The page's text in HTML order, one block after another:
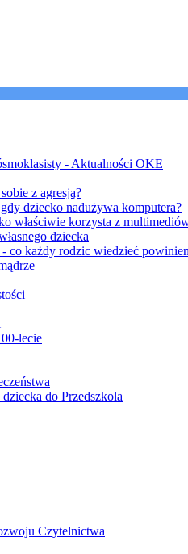
- Aktualności OKE
z agresją?
dziecko nadużywa komputera?
właściwie korzysta z
dziecka
co każdy rodzic wiedzieć powinien
lecie
dziecka do Przedszkola
Czytelnictwa